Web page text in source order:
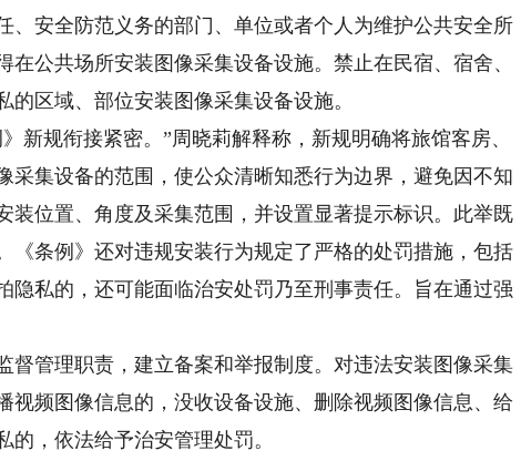
安全防范义务的部门、单位或者个人为维护公共安全所
公共场所安装图像采集设备设施。禁止在民宿、宿舍、
区域、部位安装图像采集设备设施。
规衔接紧密。”周晓莉解释称，新规明确将旅馆客房、
采集设备的范围，使公众清晰知悉行为边界，避免因不知
装位置、角度及采集范围，并设置显著提示标识。此举既
《条例》还对违规安装行为规定了严格的处罚措施，包括
隐私的，还可能面临治安处罚乃至刑事责任。旨在通过强
管理职责，建立备案和举报制度。对违法安装图像采集
视频图像信息的，没收设备设施、删除视频图像信息、给
，依法给予治安管理处罚。